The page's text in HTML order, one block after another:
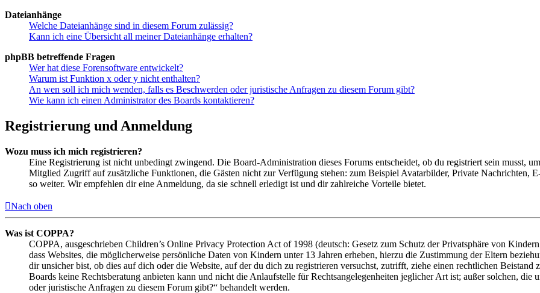
Dateianhänge
Welche Dateianhänge sind in diesem Forum zulässig?
Kann ich eine Übersicht all meiner Dateianhänge erhalten?
phpBB betreffende Fragen
Wer hat diese Forensoftware entwickelt?
Warum ist Funktion x oder y nicht enthalten?
An wen soll ich mich wenden, falls es Beschwerden oder juristische Anfragen zu diesem Forum gibt?
Wie kann ich einen Administrator des Boards kontaktieren?
Registrierung und Anmeldung
Wozu muss ich mich registrieren?
Eine Registrierung ist nicht unbedingt zwingend. Die Board-Administration dieses Forums entscheidet, ob du registriert sein musst,
Mitglied Zugriff auf zusätzliche Funktionen, die Gästen nicht zur Verfügung stehen: zum Beispiel Avatarbilder, Private Nachrichten,
so weiter. Wir empfehlen dir eine Anmeldung, da sie schnell erledigt ist und dir zahlreiche Vorteile bietet.
Nach oben
Was ist COPPA?
COPPA, ausgeschrieben Children’s Online Privacy Protection Act of 1998 (deutsch: Gesetz zum Schutz der Privatsphäre von
dass Websites, die möglicherweise persönliche Daten von Kindern unter 13 Jahren erheben, hierzu die Zustimmung der Eltern
dir unsicher bist, ob dies auf dich oder die Website, auf der du dich zu registrieren versuchst, zutrifft, ziehe einen rechtlichen
Boards keine Rechtsberatung anbieten kann und nicht die Anlaufstelle für Rechtsangelegenheiten jeglicher Art ist; außer solchen,
oder juristische Anfragen zu diesem Forum gibt?“ behandelt werden.